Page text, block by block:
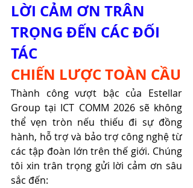
LỜI CẢM ƠN TRÂN
TRỌNG ĐẾN CÁC ĐỐI
TÁC
CHIẾN LƯỢC TOÀN CẦU
Thành công vượt bậc của Estellar
Group tại ICT COMM 2026 sẽ không
thể vẹn tròn nếu thiếu đi sự đồng
hành, hỗ trợ và bảo trợ công nghệ từ
các tập đoàn lớn trên thế giới. Chúng
tôi xin trân trọng gửi lời cảm ơn sâu
sắc đến: